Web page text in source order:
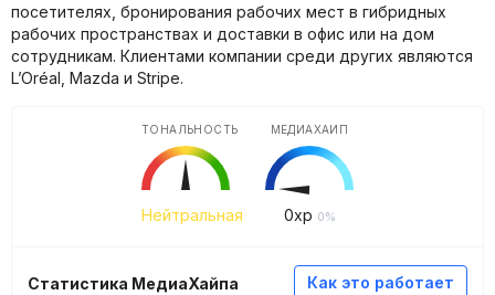
посетителях, бронирования рабочих мест в гибридных
рабочих пространствах и доставки в офис или на дом
сотрудникам. Клиентами компании среди других являются
L’Oréal, Mazda и Stripe.
Нейтральная
ТОНАЛЬНОСТЬ
0xp 0%
МЕДИАХАЙП
Как это работает
Статистика МедиаХайпа